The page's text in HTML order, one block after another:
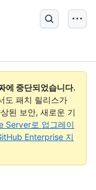
에 중단되었습니다.
도 패치 릴리스가
된 보안, 새로운 기
Server로 업그레이
Enterprise 지